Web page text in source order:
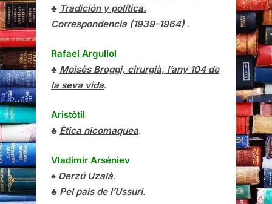
♣ Tradición y política.
Correspondencia (1939-1964) .
Rafael Argullol
♣ Moisès Broggi, cirurgià, l’any 104 de
la seva vida.
Aristòtil
♣ Ètica nicomaquea.
Vladímir Arséniev
♠ Derzú Uzalà.
♣ Pel país de l’Ussuri.